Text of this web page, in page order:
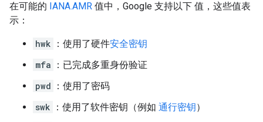
在可能的 IANA.AMR 值中，Google 支持以下 值，这些值表
示：
hwk ：使用了硬件安全密钥
mfa
：已完成多重身份验证
pwd
：使用了密码
swk
：使用了软件密钥（例如 通行密钥）